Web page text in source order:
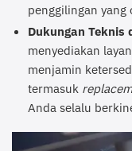
penggilingan yang
Dukungan Teknis
menyediakan
menjamin
termasuk
Anda selalu